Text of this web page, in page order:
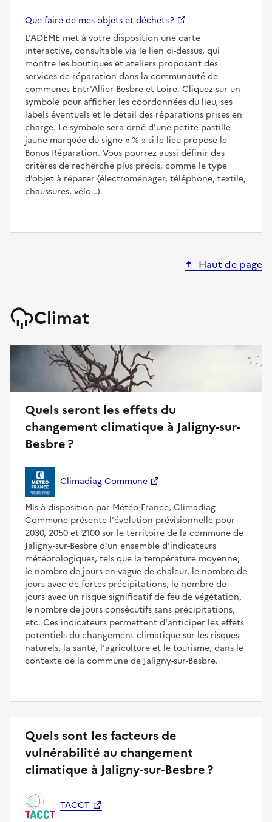
Que faire de mes objets et déchets ?
L'ADEME met à votre disposition une carte
interactive, consultable via le lien ci-dessus, qui
montre les boutiques et ateliers proposant des
services de réparation dans la communauté de
communes Entr'Allier Besbre et Loire. Cliquez sur un
symbole pour afficher les coordonnées du lieu, ses
labels éventuels et le détail des réparations prises en
charge. Le symbole sera orné d'une petite pastille
jaune marquée du signe
%
si le lieu propose le
Bonus Réparation. Vous pourrez aussi définir des
critères de recherche plus précis, comme le type
d’objet à réparer (électroménager, téléphone, textile,
chaussures, vélo…).
Haut de page
Climat
Quels seront les effets du
changement climatique à Jaligny-sur-
Besbre ?
Climadiag Commune
Mis à disposition par Météo-France, Climadiag
Commune présente l'évolution prévisionnelle pour
2030, 2050 et 2100 sur le territoire de la commune de
Jaligny-sur-Besbre d'un ensemble d'indicateurs
météorologiques, tels que la température moyenne,
le nombre de jours en vague de chaleur, le nombre de
jours avec de fortes précipitations, le nombre de
jours avec un risque significatif de feu de végétation,
le nombre de jours consécutifs sans précipitations,
etc. Ces indicateurs permettent d'anticiper les effets
potentiels du changement climatique sur les risques
naturels, la santé, l'agriculture et le tourisme, dans le
contexte de la commune de Jaligny-sur-Besbre.
Quels sont les facteurs de
vulnérabilité au changement
climatique à Jaligny-sur-Besbre ?
TACCT